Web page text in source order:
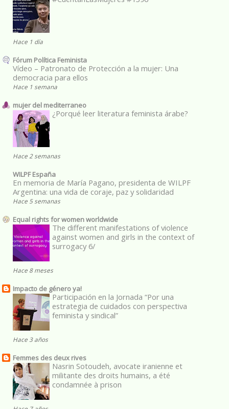
Hace 1 día
Fórum Política Feminista
Vídeo – Patronato de Protección a la mujer: Una
democracia para ellos
Hace 1 semana
mujer del mediterraneo
¿Porqué leer literatura feminista árabe?
Hace 2 semanas
WILPF España
En memoria de María Pagano, presidenta de WILPF
Argentina: una vida de coraje, paz y solidaridad
Hace 5 semanas
Equal rights for women worldwide
The different manifestations of violence
against women and girls in the context of
surrogacy 6/
Hace 8 meses
Impacto de género ya!
Participación en la Jornada “Por una
estrategia de cuidados con perspectiva
feminista y sindical”
Hace 3 años
Femmes des deux rives
Nasrin Sotoudeh, avocate iranienne et
militante des droits humains, a été
condamnée à prison